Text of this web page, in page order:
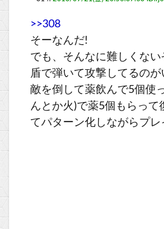
>>308
そーなんだ!
でも、そんなに難しくない
盾で弾いて攻撃してるのが
敵を倒して薬飲んで5個使
んとか火)で薬5個もらって
てパターン化しながらプレ